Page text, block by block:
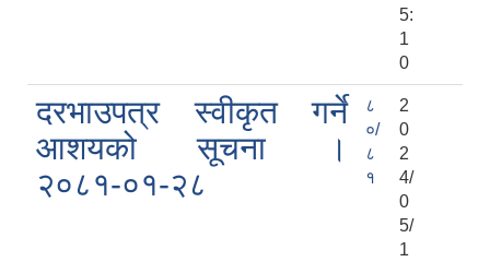
5:
1
0
दरभाउपत्र स्वीकृत गर्ने
आशयको सूचना ।
२०८१-०१-२८
८
०/
८
१
2
0
2
4/
0
5/
1